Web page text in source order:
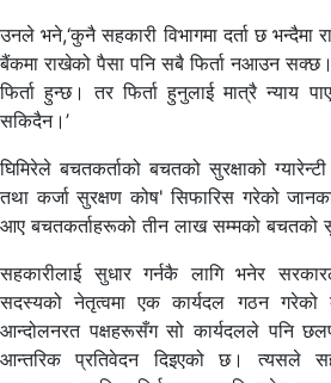
उनले भने,‘कुनै सहकारी विभागमा दर्ता छ भन्दैमा
बैंकमा राखेको पैसा पनि सबै फिर्ता नआउन
फिर्ता हुन्छ। तर फिर्ता हुनुलाई मात्रै न्याय
सकिदैन।’
घिमिरेले बचतकर्ताको बचतको सुरक्षाको
तथा कर्जा सुरक्षण कोष' सिफारिस गरेको
आए बचतकर्ताहरूको तीन लाख सम्मको बचतको
सहकारीलाई सुधार गर्नकै लागि भनेर
सदस्यको नेतृत्वमा एक कार्यदल गठन गरेको
आन्दोलनरत पक्षहरूसँग सो कार्यदलले पनि
आन्तरिक प्रतिवेदन दिइएको छ। त्यसले